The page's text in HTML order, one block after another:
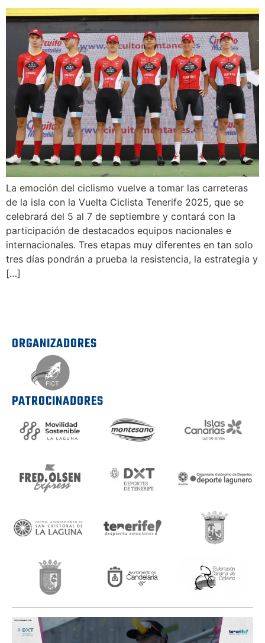
La emoción del ciclismo vuelve a tomar las carreteras
de la isla con la Vuelta Ciclista Tenerife 2025, que se
celebrará del 5 al 7 de septiembre y contará con la
participación de destacados equipos nacionales e
internacionales. Tres etapas muy diferentes en tan solo
tres días pondrán a prueba la resistencia, la estrategia y
[…]
ORGANIZADORES
PATROCINADORES